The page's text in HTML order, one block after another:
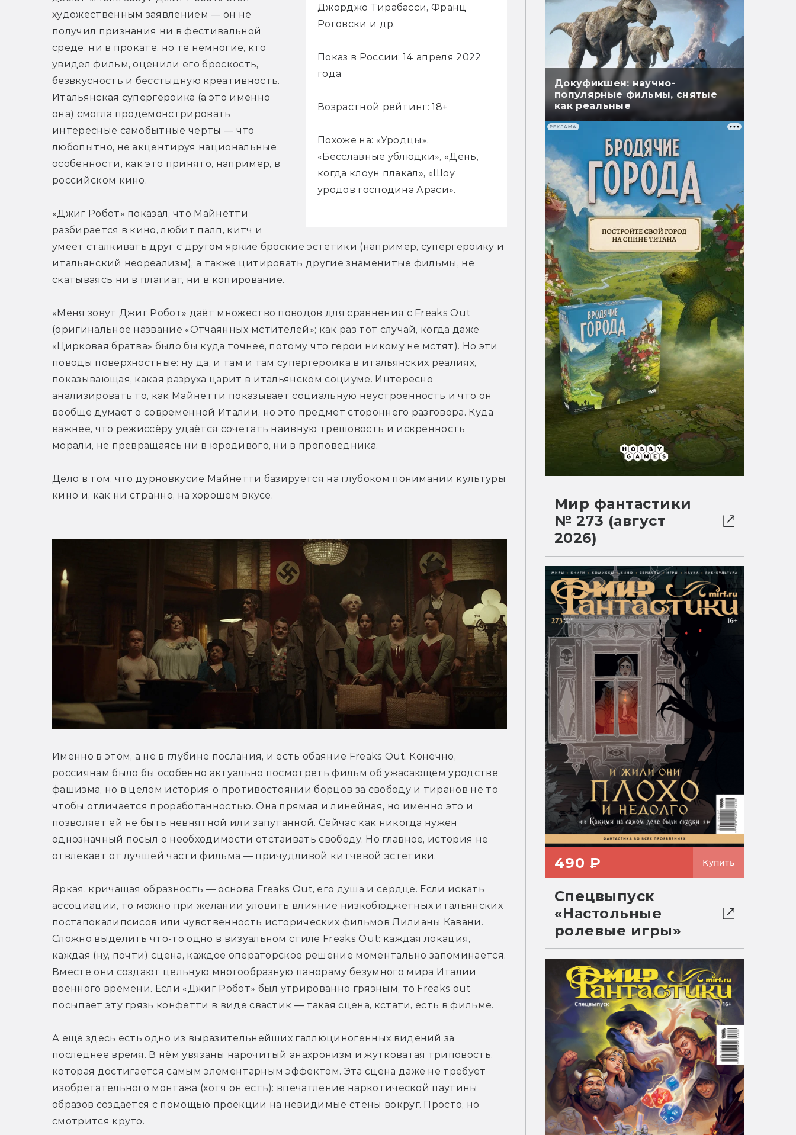
Джорджо Тирабасси, Франц
Роговски и др.
Показ в России: 14 апреля 2022
года
Возрастной рейтинг: 18+
Похоже на: «Уродцы»,
«Бесславные ублюдки», «День,
когда клоун плакал», «Шоу
уродов господина Араси».
художественным заявлением — он не
получил признания ни в фестивальной
среде, ни в прокате, но те немногие, кто
увидел фильм, оценили его броскость,
безвкусность и бесстыдную креативность.
Итальянская супергероика (а это именно
она) смогла продемонстрировать
интересные самобытные черты — что
любопытно, не акцентируя национальные
особенности, как это принято, например, в
российском кино.
«Джиг Робот» показал, что Майнетти
разбирается в кино, любит палп, китч и
умеет сталкивать друг с другом яркие броские эстетики (например, супергероику и
итальянский неореализм), а также цитировать другие знаменитые фильмы, не
скатываясь ни в плагиат, ни в копирование.
«Меня зовут Джиг Робот» даёт множество поводов для сравнения с Freaks Out
(оригинальное название «Отчаянных мстителей»; как раз тот случай, когда даже
«Цирковая братва» было бы куда точнее, потому что герои никому не мстят). Но эти
поводы поверхностные: ну да, и там и там супергероика в итальянских реалиях,
показывающая, какая разруха царит в итальянском социуме. Интересно
анализировать то, как Майнетти показывает социальную неустроенность и что он
вообще думает о современной Италии, но это предмет стороннего разговора. Куда
важнее, что режиссёру удаётся сочетать наивную трешовость и искренность
морали, не превращаясь ни в юродивого, ни в проповедника.
Дело в том, что дурновкусие Майнетти базируется на глубоком понимании культуры
кино и, как ни странно, на хорошем вкусе.
Именно в этом, а не в глубине послания, и есть обаяние Freaks Out. Конечно,
россиянам было бы особенно актуально посмотреть фильм об ужасающем уродстве
фашизма, но в целом история о противостоянии борцов за свободу и тиранов не то
чтобы отличается проработанностью. Она прямая и линейная, но именно это и
позволяет ей не быть невнятной или запутанной. Сейчас как никогда нужен
однозначный посыл о необходимости отстаивать свободу. Но главное, история не
отвлекает от лучшей части фильма — причудливой китчевой эстетики.
Яркая, кричащая образность — основа Freaks Out, его душа и сердце. Если искать
ассоциации, то можно при желании уловить влияние низкобюджетных итальянских
постапокалипсисов или чувственность исторических фильмов Лилианы Кавани.
Сложно выделить что-то одно в визуальном стиле Freaks Out: каждая локация,
каждая (ну, почти) сцена, каждое операторское решение моментально запоминается.
Вместе они создают цельную многообразную панораму безумного мира Италии
военного времени. Если «Джиг Робот» был утрированно грязным, то Freaks out
посыпает эту грязь конфетти в виде свастик — такая сцена, кстати, есть в фильме.
А ещё здесь есть одно из выразительнейших галлюциногенных видений за
последнее время. В нём увязаны нарочитый анахронизм и жутковатая триповость,
которая достигается самым элементарным эффектом. Эта сцена даже не требует
изобретательного монтажа (хотя он есть): впечатление наркотической паутины
образов создаётся с помощью проекции на невидимые стены вокруг. Просто, но
смотрится круто.
Докуфикшен: научно-
популярные фильмы, снятые
как реальные
РЕКЛАМА
Мир фантастики
№ 273 (август
2026)
490 ₽ Купить
Спецвыпуск
«Настольные
ролевые игры»